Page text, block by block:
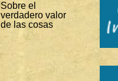
Sobre el
verdadero valor
de las cosas